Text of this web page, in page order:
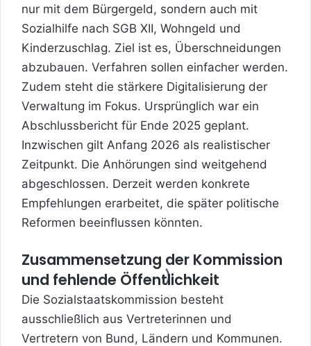
nur mit dem Bürgergeld, sondern auch mit
Sozialhilfe nach SGB XII, Wohngeld und
Kinderzuschlag. Ziel ist es, Überschneidungen
abzubauen. Verfahren sollen einfacher werden.
Zudem steht die stärkere Digitalisierung der
Verwaltung im Fokus. Ursprünglich war ein
Abschlussbericht für Ende 2025 geplant.
Inzwischen gilt Anfang 2026 als realistischer
Zeitpunkt. Die Anhörungen sind weitgehend
abgeschlossen. Derzeit werden konkrete
Empfehlungen erarbeitet, die später politische
Reformen beeinflussen könnten.
Zusammensetzung der Kommission
und fehlende Öffentlichkeit
Die Sozialstaatskommission besteht
ausschließlich aus Vertreterinnen und
Vertretern von Bund, Ländern und Kommunen.